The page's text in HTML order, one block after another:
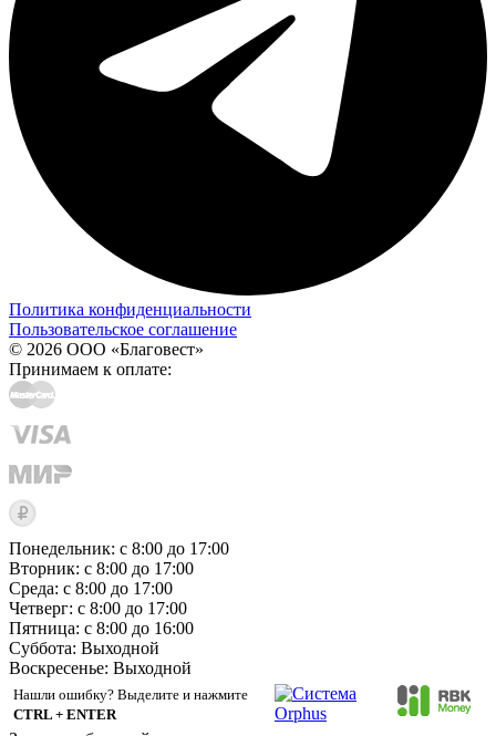
Политика конфиденциальности
Пользовательское соглашение
© 2026 ООО «Благовест»
Принимаем к оплате:
Понедельник: с 8:00 до 17:00
Вторник: с 8:00 до 17:00
Среда: с 8:00 до 17:00
Четверг: с 8:00 до 17:00
Пятница: с 8:00 до 16:00
Суббота: Выходной
Воскресенье: Выходной
Нашли ошибку? Выделите и нажмите
CTRL + ENTER